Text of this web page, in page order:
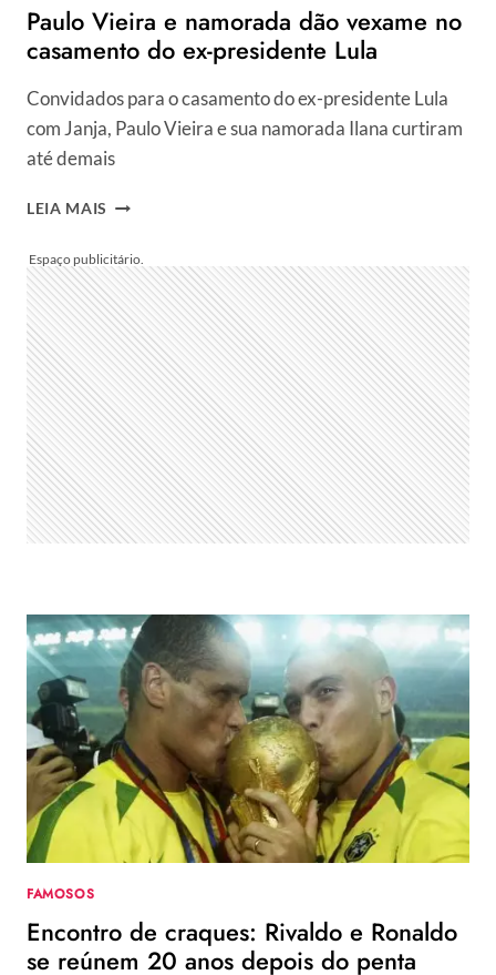
Paulo Vieira e namorada dão vexame no
casamento do ex-presidente Lula
Convidados para o casamento do ex-presidente Lula
com Janja, Paulo Vieira e sua namorada Ilana curtiram
até demais
LEIA MAIS PAULO
NAMORADA
DÃO
VEXAME
NO
CASAMENTO
DO
EX-
PRESIDENTE
LULA
FAMOSOS
Encontro de craques: Rivaldo e Ronaldo
se reúnem 20 anos depois do penta